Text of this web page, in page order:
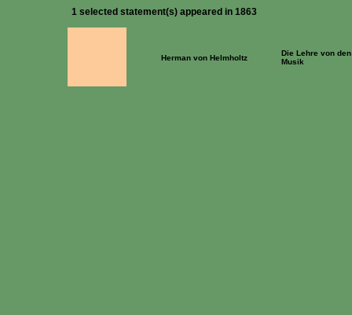
1 selected statement(s) appeared in 1863
Herman von Helmholtz
Die Lehre von
Musik